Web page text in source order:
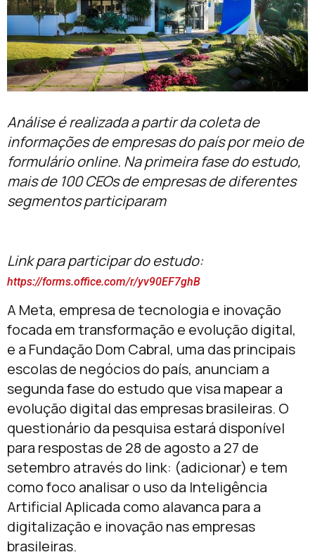
Análise é realizada a partir da coleta de
informações de empresas do país por meio de
formulário online. Na primeira fase do estudo,
mais de 100 CEOs de empresas de diferentes
segmentos participaram
Link para participar do estudo:
https://forms.office.com/r/yv90EF7ghB
A Meta, empresa de tecnologia e inovação
focada em transformação e evolução digital,
e a Fundação Dom Cabral, uma das principais
escolas de negócios do país, anunciam a
segunda fase do estudo que visa mapear a
evolução digital das empresas brasileiras. O
questionário da pesquisa estará disponível
para respostas de 28 de agosto a 27 de
setembro através do link: (adicionar) e tem
como foco analisar o uso da Inteligência
Artificial Aplicada como alavanca para a
digitalização e inovação nas empresas
brasileiras.